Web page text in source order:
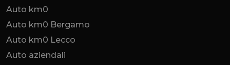
Auto km0
Auto km0 Bergamo
Auto km0 Lecco
Auto aziendali